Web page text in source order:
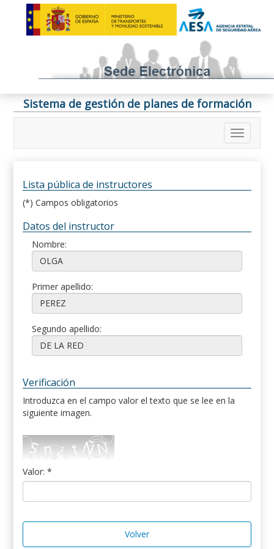
Sistema de gestión de planes de formación
Lista pública de instructores
(*) Campos obligatorios
Datos del instructor
Nombre:
Primer apellido:
Segundo apellido:
Verificación
Introduzca en el campo valor el texto que se lee en la
siguiente imagen.
Valor: *
Volver